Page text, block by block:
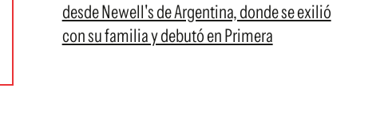
desde Newell's de Argentina, donde se exilió
con su familia y debutó en Primera